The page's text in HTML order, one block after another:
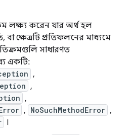
লক্ষ্য করেন যার অর্থ হল
বা ক্ষেত্রটি প্রতিফলনের মাধ্যমে
সাধারণত
একটি:
,
,
,
, NoSuchMethodError ,
।